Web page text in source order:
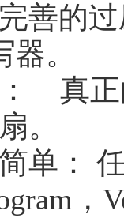
善的
。
真正
。
单：